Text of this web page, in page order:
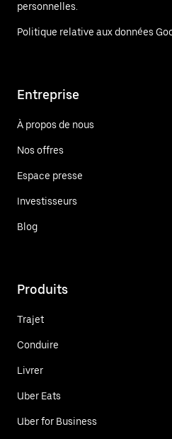
personnelles.
Politique relative aux données
Entreprise
À propos de nous
Nos offres
Espace presse
Investisseurs
Blog
Produits
Trajet
Conduire
Livrer
Uber Eats
Uber for Business